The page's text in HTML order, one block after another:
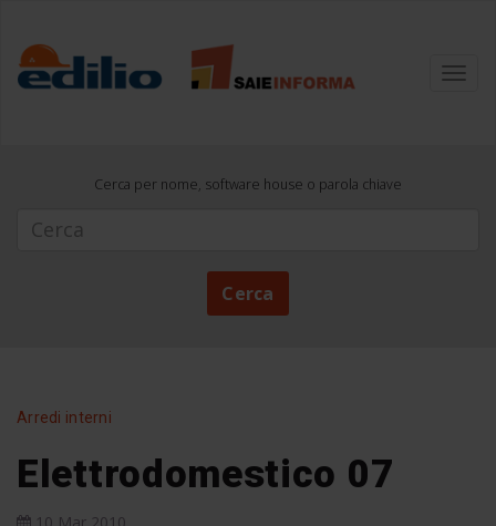
Cerca per nome, software house o parola chiave
Cerca
Arredi interni
Elettrodomestico 07
10 Mar 2010